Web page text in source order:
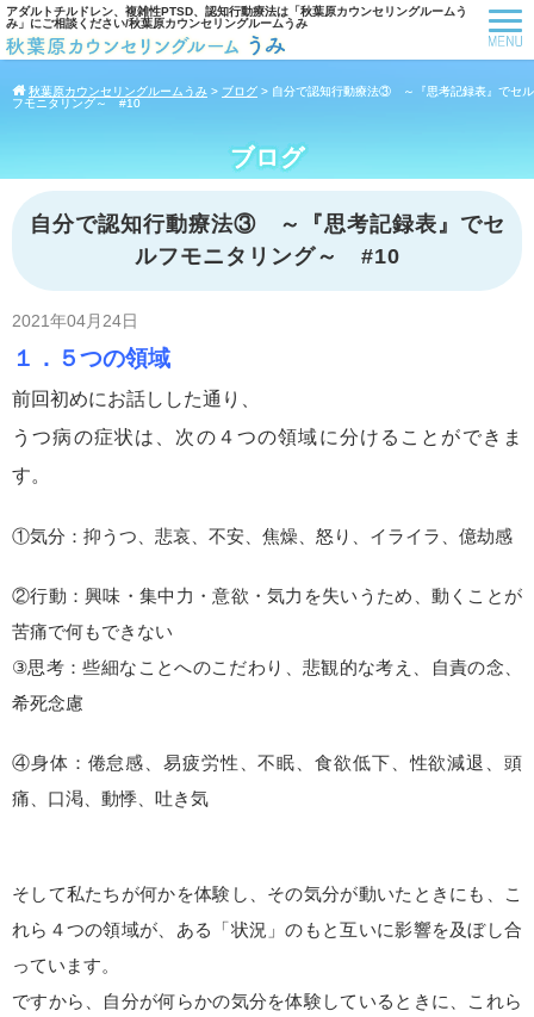
アダルトチルドレン、複雑性PTSD、認知行動療法は「秋葉原カウンセリングルームう
み」にご相談ください/秋葉原カウンセリングルームうみ
秋葉原カウンセリングルームうみ > ブログ > 自分で認知行動療法③ ～『思考記録表』でセル
フモニタリング～ #10
ブログ
自分で認知行動療法③ ～『思考記録表』でセ
ルフモニタリング～ #10
2021年04月24日
１．５つの領域
前回初めにお話しした通り、
うつ病の症状は、次の４つの領域に分けることができま
す。
①気分：抑うつ、悲哀、不安、焦燥、怒り、イライラ、億劫感
②行動：興味・集中力・意欲・気力を失いうため、動くことが
苦痛で何もできない
③思考：些細なことへのこだわり、悲観的な考え、自責の念、
希死念慮
④身体：倦怠感、易疲労性、不眠、食欲低下、性欲減退、頭
痛、口渇、動悸、吐き気
そして私たちが何かを体験し、その気分が動いたときにも、こ
れら４つの領域が、ある「状況」のもと互いに影響を及ぼし合
っています。
ですから、自分が何らかの気分を体験しているときに、これら